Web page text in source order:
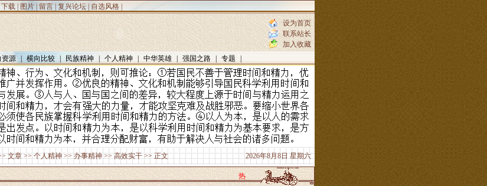
下载 图片 | 留言| 复兴论坛 自选风格
设为首页
联系站长
加入收藏
资源 横向比较 民族精神 个人精神 中华英雄 强国之路 专题
文章>>个人精神>>办事精神>>高效实干>> 正文 2026年8月8日 星期六
热